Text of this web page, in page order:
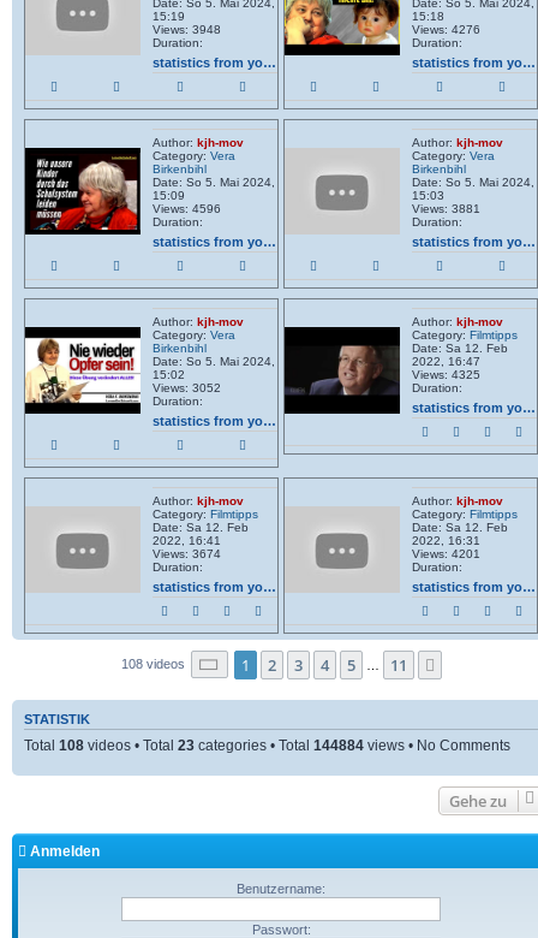
Date: So 5. Mai 2024,
15:19
Views: 3948
Duration:
statistics from youtube
Date: So 5. Mai 2024,
15:18
Views: 4276
Duration:
statistics from youtube
Author: kjh-mov
Category: Vera
Birkenbihl
Date: So 5. Mai 2024,
15:09
Views: 4596
Duration:
statistics from youtube
Author:kjh-mov
Category:Vera
Birkenbihl
Date: So 5. Mai 2024,
15:03
Views: 3881
Duration:
statistics from youtube
Author: kjh-mov
Category: Vera
Birkenbihl
Date: So 5. Mai 2024,
15:02
Views: 3052
Duration:
statistics from youtube
Author:kjh-mov
Category:Filmtipps
Date: Sa 12. Feb
2022, 16:47
Views: 4325
Duration:
statistics from youtube
Author: kjh-mov
Category: Filmtipps
Date: Sa 12. Feb
2022, 16:41
Views: 3674
Duration:
statistics from youtube
Author:kjh-mov
Category:Filmtipps
Date: Sa 12. Feb
2022, 16:31
Views: 4201
Duration:
statistics from youtube
108 videos Seite 1von 11
1 2 3 4 5 11
STATISTIK
Total 108 videos • Total 23 categories • Total 144884 views • No Comments
Gehe zu
Anmelden
Benutzername:
Passwort: